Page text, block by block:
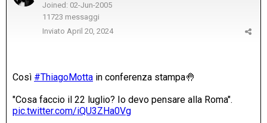
Joined: 02-Jun-2005
11723 messaggi
Inviato April 20, 2024